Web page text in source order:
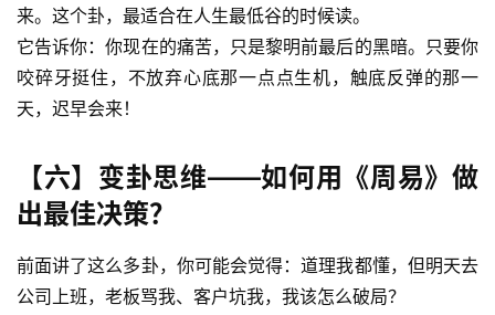
来。这个卦，最适合在人生最低谷的时候读。
它告诉你：你现在的痛苦，只是黎明前最后的黑暗。只要你
咬碎牙挺住，不放弃心底那一点点生机，触底反弹的那一
天，迟早会来！
【六】变卦思维——如何用《周易》做
出最佳决策？
前面讲了这么多卦，你可能会觉得：道理我都懂，但明天去
公司上班，老板骂我、客户坑我，我该怎么破局？